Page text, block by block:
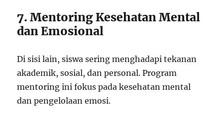
7. Mentoring Kesehatan Mental
dan Emosional
Di sisi lain, siswa sering menghadapi tekanan
akademik, sosial, dan personal. Program
mentoring ini fokus pada kesehatan mental
dan pengelolaan emosi.